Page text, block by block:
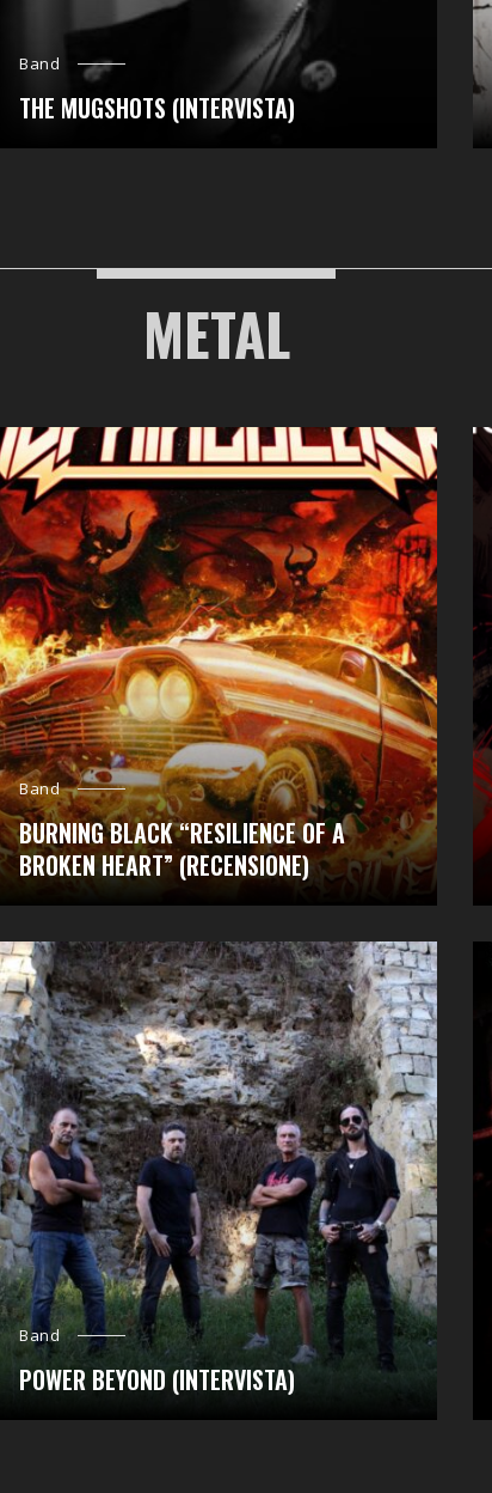
Band
THE MUGSHOTS (INTERVISTA)
METAL
Band
BURNING BLACK “RESILIENCE OF A
BROKEN HEART” (RECENSIONE)
Band
POWER BEYOND (INTERVISTA)